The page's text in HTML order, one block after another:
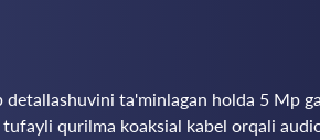
ta'minlagan holda 5 Mp
qurilma koaksial kabel orqali